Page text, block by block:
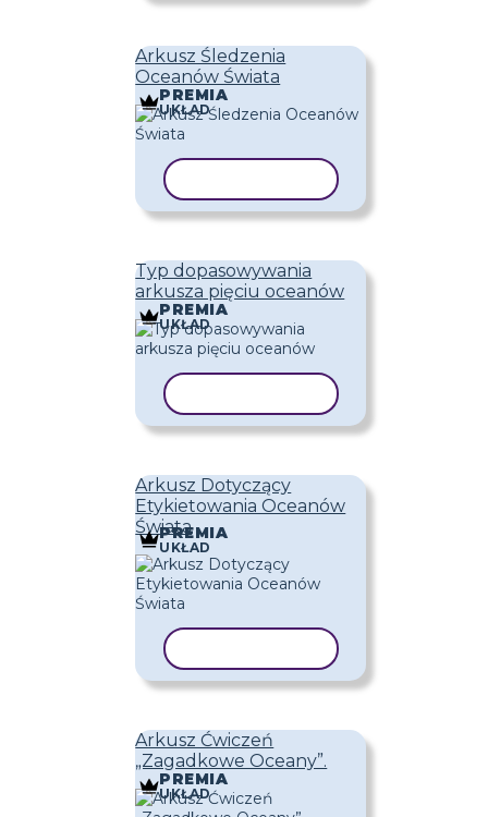
Arkusz Śledzenia
Oceanów Świata
PREMIA
UKŁAD
Typ dopasowywania
arkusza pięciu oceanów
PREMIA
UKŁAD
Arkusz Dotyczący
Etykietowania Oceanów
Świata
PREMIA
UKŁAD
Arkusz Ćwiczeń
„Zagadkowe Oceany”.
PREMIA
UKŁAD